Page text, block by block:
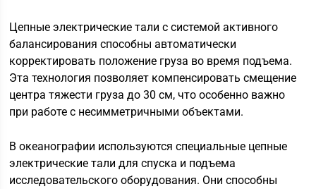
Цепные электрические тали с системой активного
балансирования способны автоматически
корректировать положение груза во время подъема.
Эта технология позволяет компенсировать смещение
центра тяжести груза до 30 см, что особенно важно
при работе с несимметричными объектами.
В океанографии используются специальные цепные
электрические тали для спуска и подъема
исследовательского оборудования. Они способны